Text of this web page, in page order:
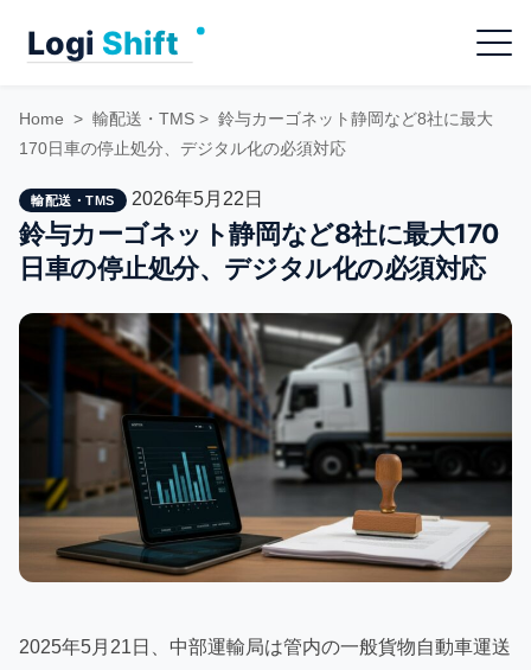
Menu
Home > 輸配送・TMS > 鈴与カーゴネット静岡など8社に最大
170日車の停止処分、デジタル化の必須対応
輸配送・TMS 2026年5月22日
鈴与カーゴネット静岡など8社に最大170
日車の停止処分、デジタル化の必須対応
2025年5月21日、中部運輸局は管内の一般貨物自動車運送